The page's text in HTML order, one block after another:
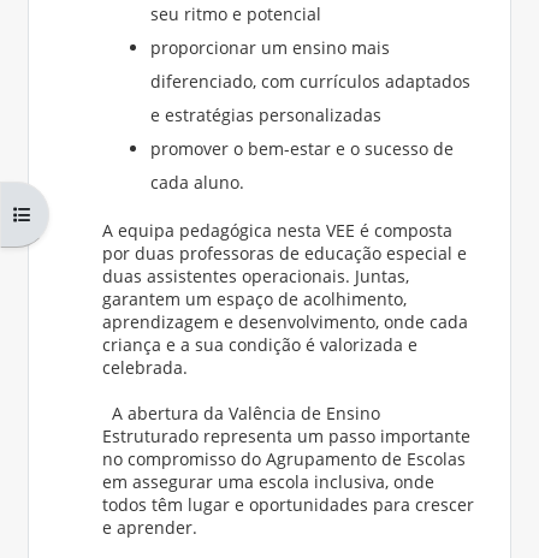
Abrir índice da disciplina
seu ritmo e potencial
proporcionar um ensino mais
diferenciado, com currículos adaptados
e estratégias personalizadas
promover o bem-estar e o sucesso de
cada aluno.
A equipa pedagógica nesta VEE é composta
por duas professoras de educação especial e
duas assistentes operacionais. Juntas,
garantem um espaço de acolhimento,
aprendizagem e desenvolvimento, onde cada
criança e a sua condição é valorizada e
celebrada.
A abertura da Valência de Ensino
Estruturado representa um passo importante
no compromisso do Agrupamento de Escolas
em assegurar uma escola inclusiva, onde
todos têm lugar e oportunidades para crescer
e aprender.